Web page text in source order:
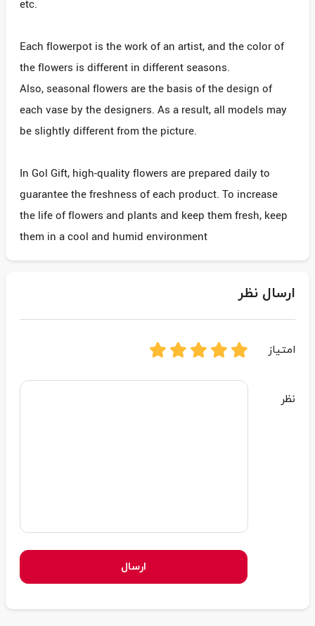
etc.
Each flowerpot is the work of an artist, and the color of
the flowers is different in different seasons.
Also, seasonal flowers are the basis of the design of
each vase by the designers. As a result, all models may
be slightly different from the picture.
In Gol Gift, high-quality flowers are prepared daily to
guarantee the freshness of each product. To increase
the life of flowers and plants and keep them fresh, keep
them in a cool and humid environment
ارسال نظر
امتیاز
نظر
ارسال